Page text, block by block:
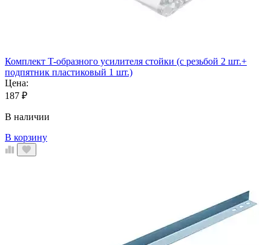
Комплект T-образного усилителя стойки (с резьбой 2 шт.+
подпятник пластиковый 1 шт.)
Цена:
187 ₽
В наличии
В корзину